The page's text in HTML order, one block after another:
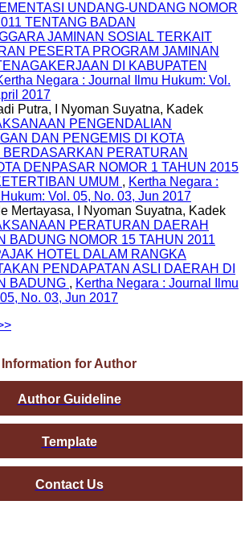
UNDANG-UNDANG NOMOR
TENTANG BADAN
JAMINAN SOSIAL TERKAIT
PESERTA PROGRAM JAMINAN
DI KABUPATEN
Negara : Journal Ilmu Hukum: Vol.
2017
Putra, I Nyoman Suyatna, Kadek
PENGENDALIAN
DAN PENGEMIS DI KOTA
BERDASARKAN PERATURAN
DENPASAR NOMOR 1 TAHUN 2015
UMUM , Kertha Negara :
Vol. 05, No. 03, Jun 2017
Mertayasa, I Nyoman Suyatna, Kadek
PERATURAN DAERAH
BADUNG NOMOR 15 TAHUN 2011
HOTEL DALAM RANGKA
PENDAPATAN ASLI DAERAH DI
BADUNG , Kertha Negara : Journal Ilmu
No. 03, Jun 2017
Information for Author
Author Guideline
Template
Contact Us